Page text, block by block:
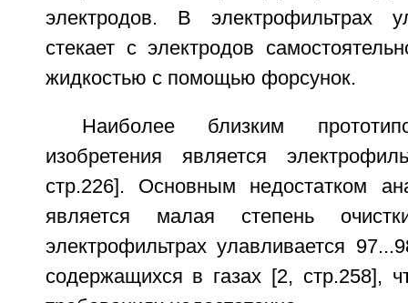
электродов. В электрофильтрах
стекает с электродов
жидкостью с помощью форсунок.
Наиболее близким
изобретения является
стр.226]. Основным недостатком
является малая степень
электрофильтрах улавливается
содержащихся в газах [2, стр.258],